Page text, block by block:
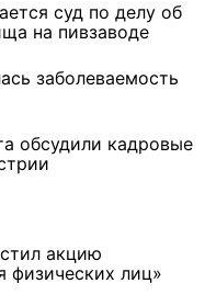
суд по делу об
на пивзаводе
заболеваемость
обсудили кадровые
акцию
физических лиц»